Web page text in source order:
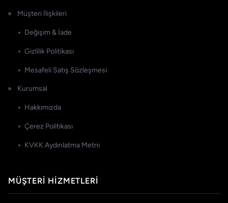
Müşteri İlişkileri
Değişim & İade
Gizlilik Politikası
Mesafeli Satış Sözleşmesi
Kurumsal
Hakkımızda
Çerez Politikası
KVKK Aydınlatma Metni
MÜŞTERI HIZMETLERI